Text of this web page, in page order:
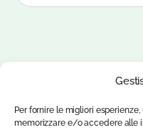
Per fornire le migliori
memorizzare e/o accedere alle